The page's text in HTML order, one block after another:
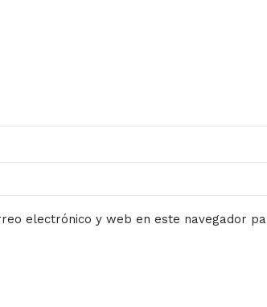
electrónico y web en este navegador